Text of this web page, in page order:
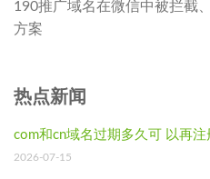
190推广域名在微信中被拦截
方案
热点新闻
com和cn域名过期多久可 以再注
2026-07-15